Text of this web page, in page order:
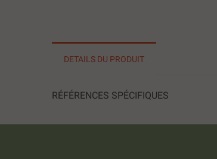
DETAILS DU PRODUIT
RÉFÉRENCES SPÉCIFIQUES